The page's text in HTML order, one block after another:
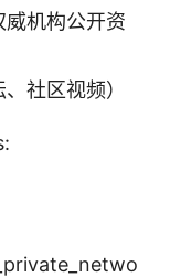
机构公开资
社区视频）